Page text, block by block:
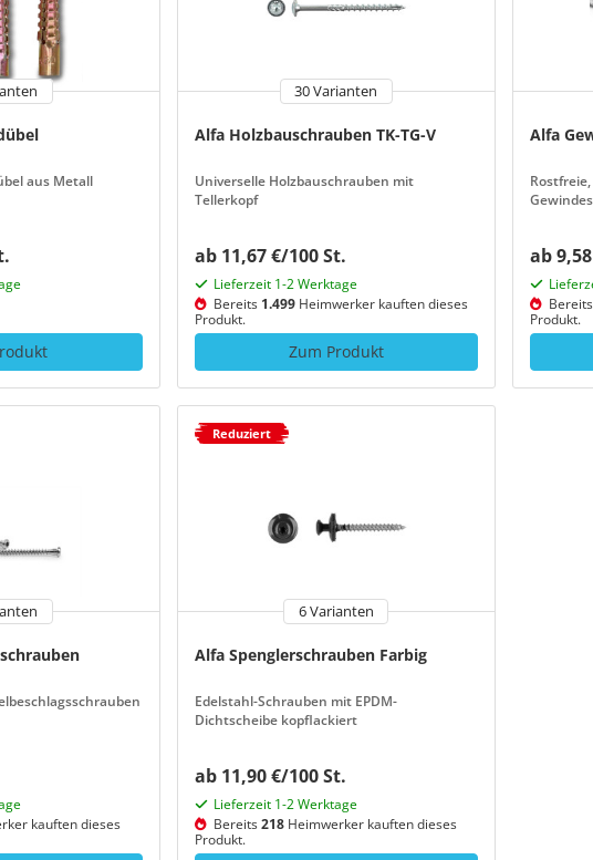
aus Metall
30 Varianten
Alfa Holzbauschrauben TK-TG-V
Universelle Holzbauschrauben mit
Tellerkopf
ab 11,67 €/100 St.
Lieferzeit 1-2 Werktage
Bereits 1.499Heimwerker kauften dieses
Produkt.
Zum Produkt
Alfa
ab
Produkt.
kauften dieses
Reduziert
6 Varianten
Alfa Spenglerschrauben Farbig
Edelstahl-Schrauben mit EPDM-
Dichtscheibe kopflackiert
ab 11,90 €/100 St.
Lieferzeit 1-2 Werktage
Bereits218Heimwerker kauften dieses
Produkt.